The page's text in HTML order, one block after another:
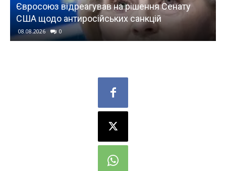
Євросоюз відреагував на рішення Сенату
США щодо антиросійських санкцій
08.08.2026 0